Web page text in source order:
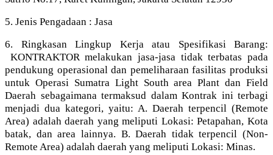
5. Jenis Pengadaan : Jasa
6. Ringkasan Lingkup Kerja atau Spesifikasi Barang:
KONTRAKTOR melakukan jasa-jasa tidak terbatas pada
pendukung operasional dan pemeliharaan fasilitas produksi
untuk Operasi Sumatra Light South area Plant dan Field
Daerah sebagaimana termaksud dalam Kontrak ini terbagi
menjadi dua kategori, yaitu: A. Daerah terpencil (Remote
Area) adalah daerah yang meliputi Lokasi: Petapahan, Kota
batak, dan area lainnya. B. Daerah tidak terpencil (Non-
Remote Area) adalah daerah yang meliputi Lokasi: Minas.